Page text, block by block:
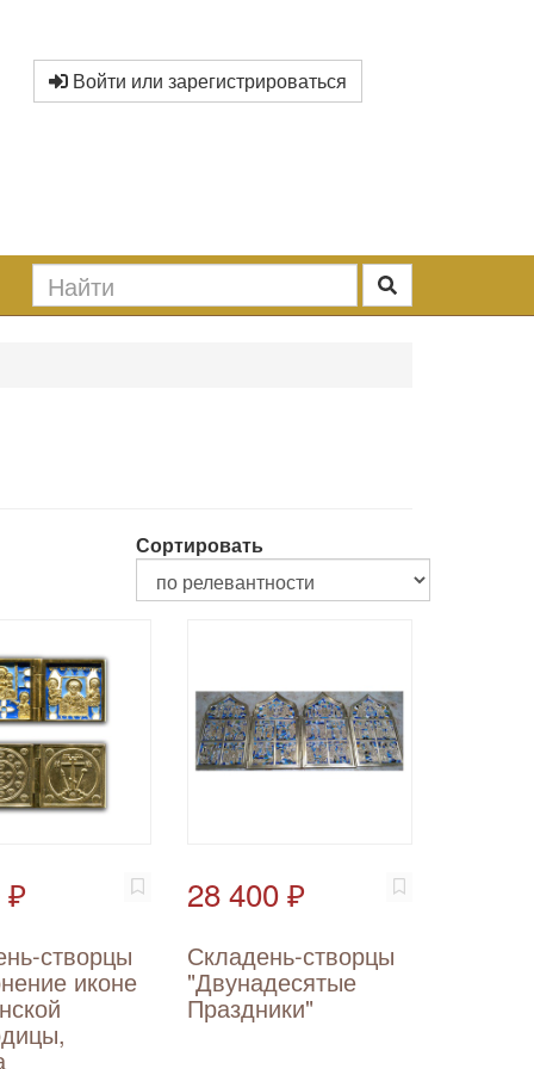
Войти или зарегистрироваться
Сортировать
₽
створцы
иконе
28 400 ₽
Складень-створцы
"Двунадесятые
Праздники"